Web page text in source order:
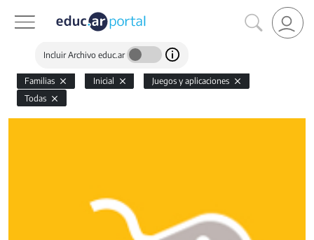
Incluir Archivo educ.ar
Familias Inicial
Juegos y aplicaciones
Todas